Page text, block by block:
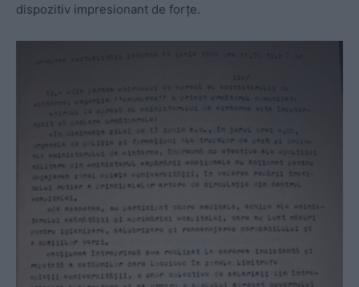
dispozitiv impresionant de forțe.